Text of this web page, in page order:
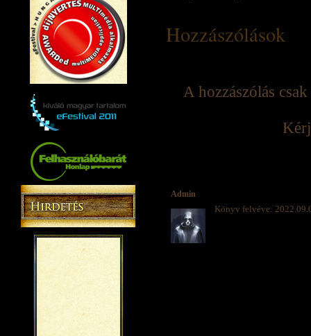
Hozzászólások
A hozzászólás
Admin
Könyv felvéve: